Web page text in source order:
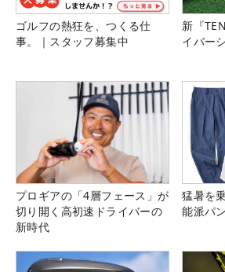
ゴルフの熱狂を、つくる仕
事。｜スタッフ募集中
新『
イバー
プロギアの「4層フェース」が
切り開く高初速ドライバーの
新時代
猛暑を
能派パ